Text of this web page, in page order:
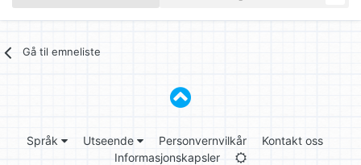
Gå til emneliste
Språk Utseende Personvernvilkår
Kontakt oss
Informasjonskapsler